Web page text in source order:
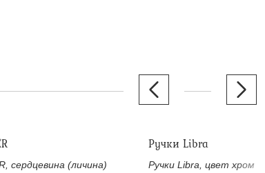
сердцевина (личина)
Ручки Libra
Ручки Libra, цвет хром